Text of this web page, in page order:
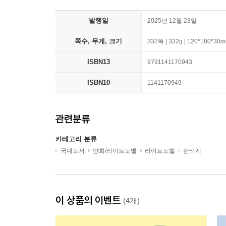
발행일 2025년 12월 23일
쪽수, 무게, 크기 332쪽 | 332g |
ISBN13 9791141170943
ISBN10 1141170949
관련분류
카테고리 분류
국내도서 만화/라이트노벨 라이트노벨 판타지
이 상품의 이벤트 (4개)